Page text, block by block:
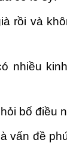
rồi và
nhiều
bố điều
vấn đề